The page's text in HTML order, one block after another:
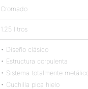
Cromado
1.25 litros
• Diseño clásico
• Estructura corpulenta
• Sistema totalmente
• Cuchilla pica hielo